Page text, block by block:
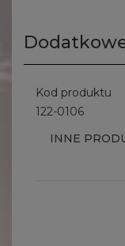
Kod produktu
122-0106
INNE